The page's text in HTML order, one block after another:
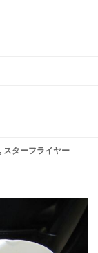
スターフライヤー